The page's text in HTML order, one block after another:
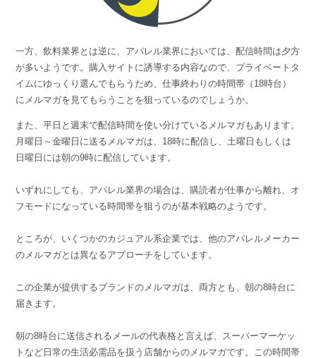
一方、飲料業界とは逆に、アパレル業界においては、配信時間は夕方
が多いようです。購入サイトに誘導する内容なので、プライベートタ
イムにゆっくり選んでもらうため、仕事終わりの時間帯（18時台）
にメルマガを見てもらうことを狙っているのでしょうか。
また、平日と週末で配信時間を使い分けているメルマガもあります。
月曜日～金曜日に送るメルマガは、18時に配信し、土曜日もしくは
日曜日には朝の9時に配信しています。
いずれにしても、アパレル業界の場合は、購読者が仕事から離れ、オ
フモードになっている時間帯を狙うのが基本戦略のようです。
ところが、いくつかのカジュアル系企業では、他のアパレルメーカー
のメルマガとは異なるアプローチをしています。
この企業が提供するブランドのメルマガは、両方とも、朝の8時台に
届きます。
朝の8時台に送信されるメールの代表格と言えば、スーパーマーケッ
トなど日常の生活必需品を扱う店舗からのメルマガです。この時間帯